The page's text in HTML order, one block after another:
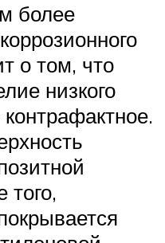
более
о том, что
низкого
того,